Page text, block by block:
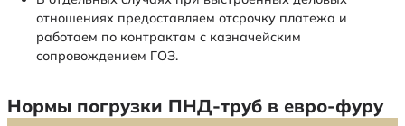
отношениях предоставляем отсрочку платежа и
работаем по контрактам с казначейским
сопровождением ГОЗ.
Нормы погрузки ПНД-труб в евро-фуру